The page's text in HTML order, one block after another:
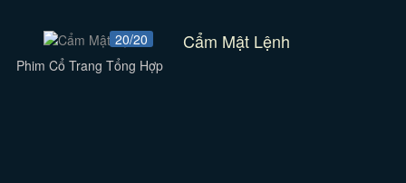
20/20 Cẩm Mật Lệnh
Phim Cổ Trang Tổng Hợp